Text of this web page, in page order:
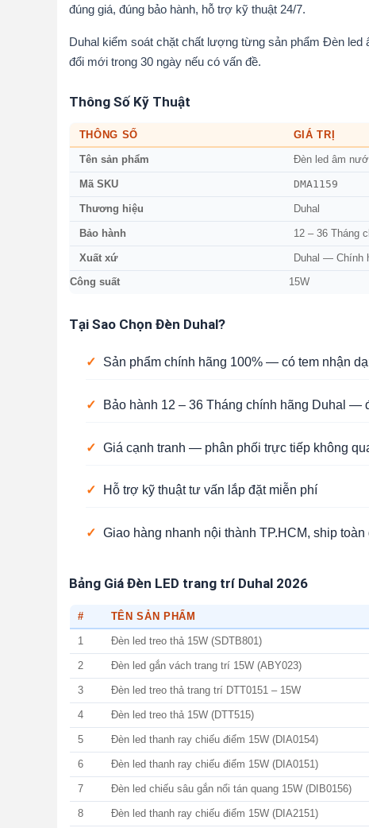
đúng giá, đúng bảo hành, hỗ trợ kỹ thuật 24/7.
Duhal kiểm soát chặt chất lượng từng sản phẩm Đèn
đổi mới trong 30 ngày nếu có vấn đề.
Thông Số Kỹ Thuật
THÔNG SỐ GIÁ TRỊ
Tên sản phẩm Đèn led âm
Mã SKU DMA1159
Thương hiệu Duhal
Bảo hành 12 – 36 Tháng
Xuất xứ Duhal — Chính
Công suất 15W
Tại Sao Chọn Đèn Duhal?
✓ Sản phẩm chính hãng 100% — có tem nhận
✓ Bảo hành 12 – 36 Tháng chính hãng Duhal —
✓ Giá cạnh tranh — phân phối trực tiếp không
✓ Hỗ trợ kỹ thuật tư vấn lắp đặt miễn phí
✓ Giao hàng nhanh nội thành TP.HCM, ship toàn
Bảng Giá Đèn LED trang trí Duhal 2026
# TÊN SẢN PHẨM
1 Đèn led treo thả 15W (SDTB801)
2 Đèn led gắn vách trang trí 15W (ABY023)
3 Đèn led treo thả trang trí DTT0151 – 15W
4 Đèn led treo thả 15W (DTT515)
5 Đèn led thanh ray chiếu điểm 15W (DIA0154)
6 Đèn led thanh ray chiếu điểm 15W (DIA0151)
7 Đèn led chiếu sâu gắn nổi tán quang 15W (DIB0156)
8 Đèn led thanh ray chiếu điểm 15W (DIA2151)